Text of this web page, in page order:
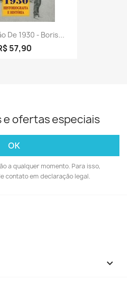
De 1930 - Boris...
57,90
e ofertas especiais
a qualquer momento. Para isso,
contato em declaração legal.
